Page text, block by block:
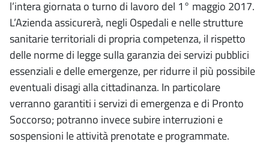
l’intera giornata o turno di lavoro del 1° maggio 2017.
L’Azienda assicurerà, negli Ospedali e nelle strutture
sanitarie territoriali di propria competenza, il rispetto
delle norme di legge sulla garanzia dei servizi pubblici
essenziali e delle emergenze, per ridurre il più possibile
eventuali disagi alla cittadinanza. In particolare
verranno garantiti i servizi di emergenza e di Pronto
Soccorso; potranno invece subire interruzioni e
sospensioni le attività prenotate e programmate.